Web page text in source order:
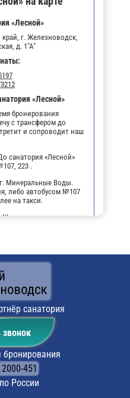
«Лесной»
г. Железноводск,
д. 1"А"
«Лесной»
бронирования
с трансфером до
и сопроводит наш
санатория «Лесной»
223 .
Минеральные Воды.
либо автобусом №107
на такси.
Железноводска, далее,
Воды,
автобусе,
или №223 до поселка
до санатория.
санатория
звонок
451
России